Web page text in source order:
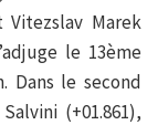
Vitezslav Marek
le 13ème
Dans le second
(+01.861),